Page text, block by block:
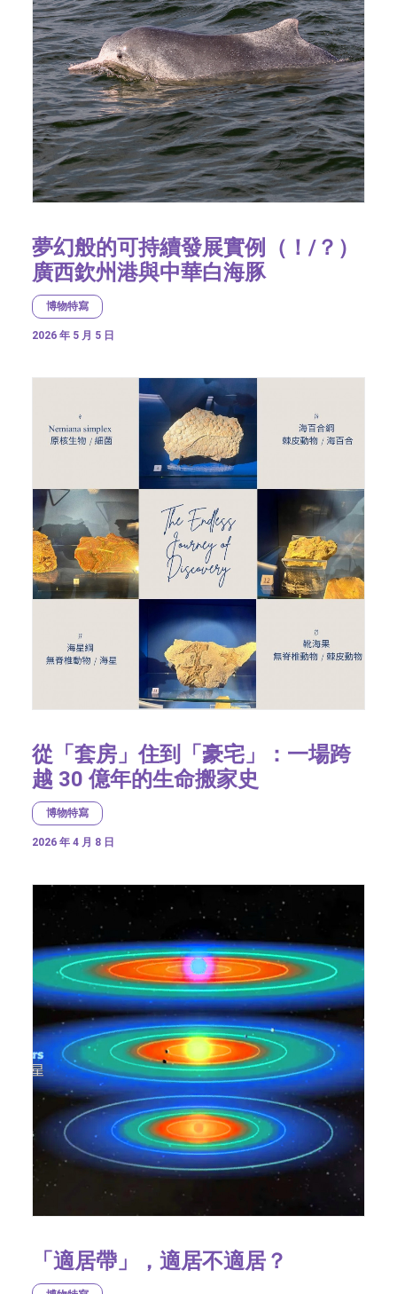
夢幻般的可持續發展實例（！/？）
廣西欽州港與中華白海豚
博物特寫
2026 年 5 月 5 日
從「套房」住到「豪宅」：一場跨
越 30 億年的生命搬家史
博物特寫
2026 年 4 月 8 日
「適居帶」，適居不適居？